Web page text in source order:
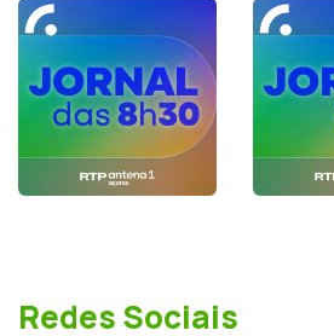
Redes Sociais